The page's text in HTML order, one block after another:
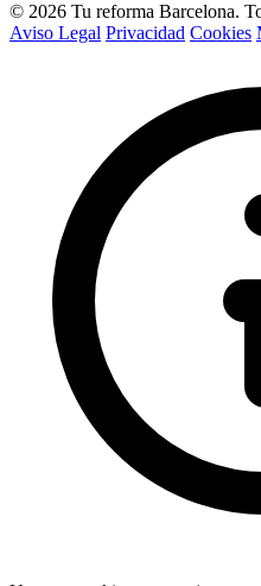
© 2026 Tu reforma Barcelona.
Aviso Legal Privacidad Cookies